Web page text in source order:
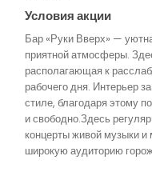
Условия акции
Бар «Руки Вверх» —
приятной атмосферы.
располагающая к
рабочего дня. Интерьер
стиле, благодаря этому
и свободно.Здесь
концерты живой музыки
широкую аудиторию